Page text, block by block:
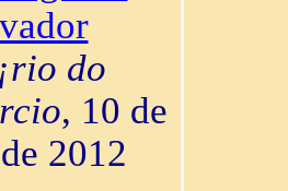
do
, 10 de
2012